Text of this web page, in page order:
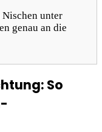
unter
genau an die
So